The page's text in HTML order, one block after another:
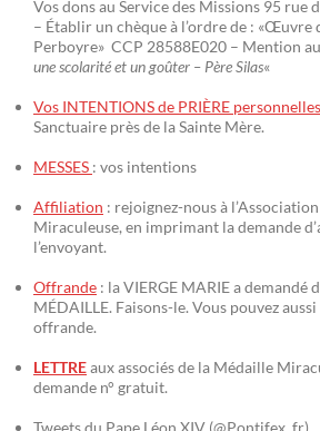
Vos dons au Service des Missions 95 rue
– Établir un chèque à l’ordre de : «Œuvre
Perboyre» CCP 28588E020 – Mention
une scolarité et un goûter – Père Silas«
Vos INTENTIONS de PRIÈRE personnelles
Sanctuaire près de la Sainte Mère.
MESSES : vos intentions
Affiliation : rejoignez-nous à
Miraculeuse, en imprimant la demande
l’envoyant.
Offrande : la VIERGE MARIE a demandé
MÉDAILLE. Faisons-le. Vous pouvez
offrande.
LETTREaux associés de la Médaille
demande n° gratuit.